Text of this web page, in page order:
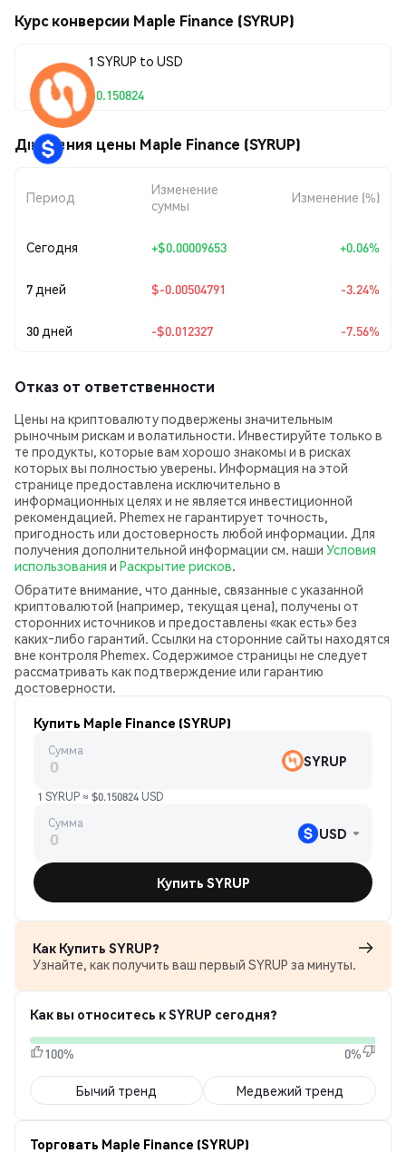
Курс конверсии Maple Finance (SYRUP)
1 SYRUP to USD
$0.150824
Движения цены Maple Finance (SYRUP)
Период
Изменение
суммы
Изменение (%)
Сегодня +$0.00009653 +0.06%
7 дней $-0.00504791 -3.24%
30 дней -$0.012327 -7.56%
Отказ от ответственности
Цены на криптовалюту подвержены значительным
рыночным рискам и волатильности. Инвестируйте только в
те продукты, которые вам хорошо знакомы и в рисках
которых вы полностью уверены. Информация на этой
странице предоставлена исключительно в
информационных целях и не является инвестиционной
рекомендацией. Phemex не гарантирует точность,
пригодность или достоверность любой информации. Для
получения дополнительной информации см. наши Условия
использования и Раскрытие рисков.
Обратите внимание, что данные, связанные с указанной
криптовалютой (например, текущая цена), получены от
сторонних источников и предоставлены «как есть» без
каких‑либо гарантий. Ссылки на сторонние сайты находятся
вне контроля Phemex. Содержимое страницы не следует
рассматривать как подтверждение или гарантию
достоверности.
Купить Maple Finance (SYRUP)
Сумма
SYRUP
1 SYRUP ≈ $0.150824 USD
Сумма
USD
Купить SYRUP
Как Купить SYRUP?
Узнайте, как получить ваш первый SYRUP за минуты.
Как вы относитесь к SYRUP сегодня?
100% 0%
Бычий тренд Медвежий тренд
Торговать Maple Finance (SYRUP)